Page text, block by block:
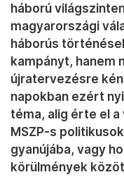
háború
magyarországi
háborús
kampányt, hanem
újratervezésre
napokban ezért
téma, alig érte el
MSZP-s
gyanújába, vagy
körülmények